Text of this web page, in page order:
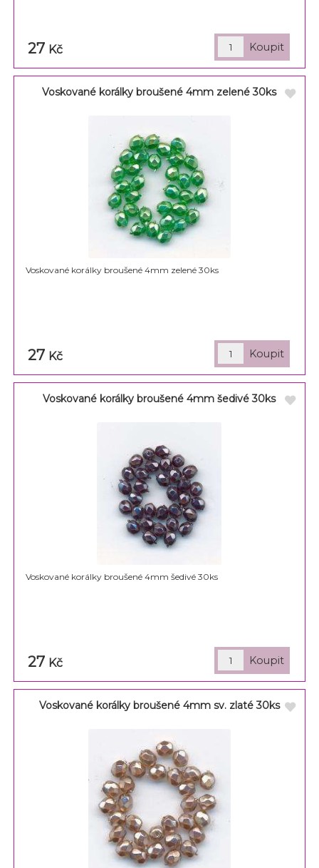
27 Kč
Voskované korálky broušené 4mm zelené 30ks
Voskované korálky broušené 4mm zelené 30ks
27 Kč
Voskované korálky broušené 4mm šedivé 30ks
Voskované korálky broušené 4mm šedivé 30ks
27 Kč
Voskované korálky broušené 4mm sv. zlaté 30ks